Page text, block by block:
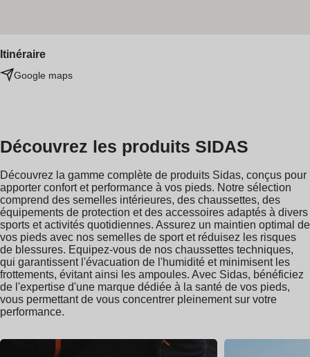
Itinéraire
Google maps
Découvrez les produits SIDAS
Découvrez la gamme complète de produits Sidas, conçus pour
apporter confort et performance à vos pieds. Notre sélection
comprend des semelles intérieures, des chaussettes, des
équipements de protection et des accessoires adaptés à divers
sports et activités quotidiennes. Assurez un maintien optimal de
vos pieds avec nos semelles de sport et réduisez les risques
de blessures. Equipez-vous de nos chaussettes techniques,
qui garantissent l'évacuation de l'humidité et minimisent les
frottements, évitant ainsi les ampoules. Avec Sidas, bénéficiez
de l'expertise d'une marque dédiée à la santé de vos pieds,
vous permettant de vous concentrer pleinement sur votre
performance.